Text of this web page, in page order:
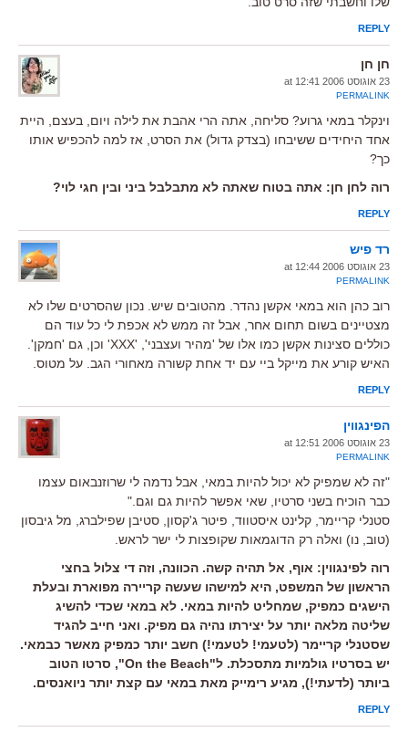
REPLY
חן חן
23 אוגוסט 2006 at 12:41
PERMALINK
וינקלר במאי גרוע? סליחה, אתה הרי אהבת את לילה ויום, בעצם, היית
אחד היחידים ששיבחו (בצדק גדול) את הסרט, אז למה להכפיש אותו
כך?
רוה לחן חן: אתה בטוח שאתה לא מתבלבל ביני ובין חגי לוי?
REPLY
רד פיש
23 אוגוסט 2006 at 12:44
PERMALINK
רוב כהן הוא במאי אקשן נהדר. מהטובים שיש. נכון שהסרטים שלו לא
מצטיינים בשום תחום אחר, אבל זה ממש לא אכפת לי כל עוד הם
כוללים סצינות אקשן כמו אלו של 'מהיר ועצבני', 'XXX' וכן, גם 'חמקן'.
האיש קורע את מייקל ביי עם יד אחת קשורה מאחורי הגב. על מטוס.
REPLY
הפינגווין
23 אוגוסט 2006 at 12:51
PERMALINK
"זה לא שמפיק לא יכול להיות במאי, אבל נדמה לי שרוזנבאום עצמו
כבר הוכיח בשני סרטיו, שאי אפשר להיות גם וגם."
סטנלי קריימר, קלינט איסטווד, פיטר ג'קסון, סטיבן שפילברג, מל גיבסון
(טוב, נו) ואלה רק הדוגמאות שקופצות לי ישר לראש.
רוה לפינגווין: אוף, אל תהיה קשה. הכוונה, וזה די צלול בחצי
הראשון של המשפט, היא למישהו שעשה קריירה מפוארת ובעלת
הישגים כמפיק, שמחליט להיות במאי. לא במאי שכדי להשיג
שליטה מלאה יותר על יצירתו נהיה גם מפיק. ואני חייב להגיד
שסטנלי קריימר (לטעמי! לטעמי!) חשב יותר כמפיק מאשר כבמאי.
יש בסרטיו גולמיות מתסכלת. ל"On the Beach", סרטו הטוב
ביותר (לדעתי!), מגיע רימייק מאת במאי עם קצת יותר ניואנסים.
REPLY